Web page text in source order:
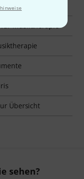
Musiktherapie
Übersicht
sehen?